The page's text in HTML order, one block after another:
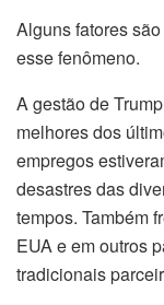
Alguns fatores
esse fenômeno.
A gestão de
melhores dos
empregos
desastres das
tempos. Também
EUA e em outros
tradicionais